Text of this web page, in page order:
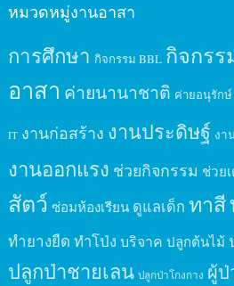
หมวดหมู่งานอาสา
การศึกษา กิจกรรม BBL กิจกรร
อาสา ค่ายนานาชาติ ค่ายอนุรักษ์
IT งานก่อสร้าง งานประดิษฐ์ งา
งานออกแรง ช่วยกิจกรรม ช่วย
สัตว์ ซ่อมห้องเรียน ดูแลเด็ก ทาสี
ทำยางยืด ทำโป่ง บริจาค ปลูกต้นไม้
ปลูกป่าชายเลน ปลูกป่าโกงกาง ผู้ป่